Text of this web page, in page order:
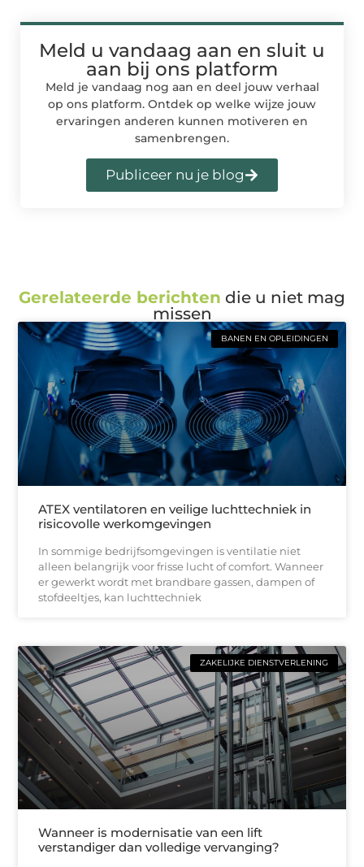
Meld u vandaag aan en sluit u
aan bij ons platform
Meld je vandaag nog aan en deel jouw verhaal
op ons platform. Ontdek op welke wijze jouw
ervaringen anderen kunnen motiveren en
samenbrengen.
Publiceer nu je blog
Gerelateerde berichten die u niet mag
missen
BANEN EN OPLEIDINGEN
ATEX ventilatoren en veilige luchttechniek in
risicovolle werkomgevingen
In sommige bedrijfsomgevingen is ventilatie niet
alleen belangrijk voor frisse lucht of comfort. Wanneer
er gewerkt wordt met brandbare gassen, dampen of
stofdeeltjes, kan luchttechniek
ZAKELIJKE DIENSTVERLENING
Wanneer is modernisatie van een lift
verstandiger dan volledige vervanging?